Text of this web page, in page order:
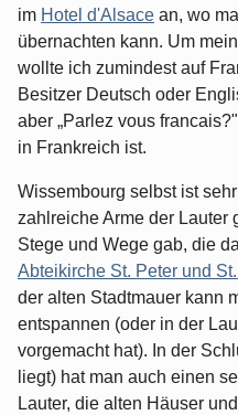
im Hotel d'Alsace an, wo
übernachten kann. Um
wollte ich zumindest auf
Besitzer Deutsch oder
aber „Parlez vous
in Frankreich ist.
Wissembourg selbst ist
zahlreiche Arme der Lauter
Stege und Wege gab, die
Abteikirche St. Peter und St.
der alten Stadtmauer kann
entspannen (oder in der
vorgemacht hat). In der
liegt) hat man auch einen
Lauter, die alten Häuser